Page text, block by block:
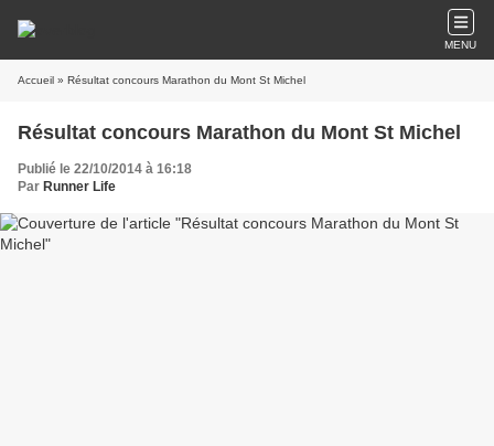
MENU
Accueil » Résultat concours Marathon du Mont St Michel
Résultat concours Marathon du Mont St Michel
Publié le 22/10/2014 à 16:18
Par Runner Life